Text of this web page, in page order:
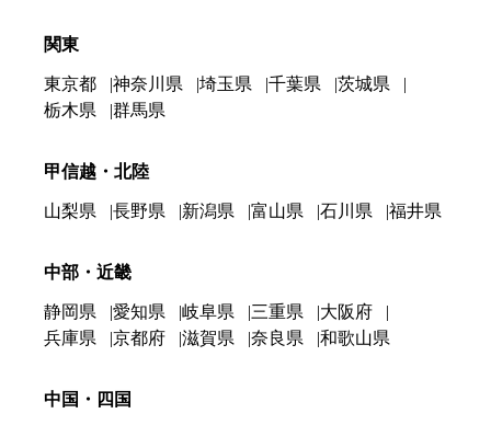
関東
東京都 神奈川県 埼玉県 千葉県
茨城県
栃木県
群馬県
甲信越・北陸
山梨県 長野県 新潟県 富山県 石川県 福井県
中部・近畿
静岡県 愛知県 岐阜県 三重県
大阪府
兵庫県
京都府 滋賀県 奈良県 和歌山県
中国・四国